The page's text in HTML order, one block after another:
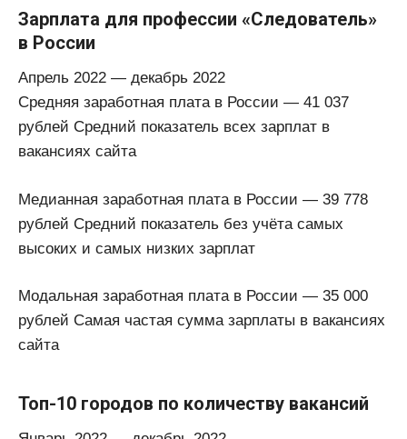
Зарплата для профессии «Следователь»
в России
Апрель 2022 — декабрь 2022
Средняя заработная плата в России — 41 037
рублей Средний показатель всех зарплат в
вакансиях сайта
Медианная заработная плата в России — 39 778
рублей Средний показатель без учёта самых
высоких и самых низких зарплат
Модальная заработная плата в России — 35 000
рублей Самая частая сумма зарплаты в вакансиях
сайта
Топ-10 городов по количеству вакансий